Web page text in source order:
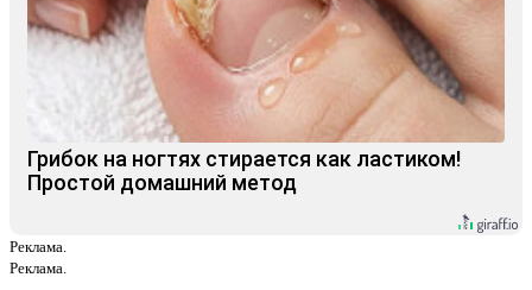
Грибок на ногтях стирается как ластиком!
Простой домашний метод
Реклама.
Реклама.